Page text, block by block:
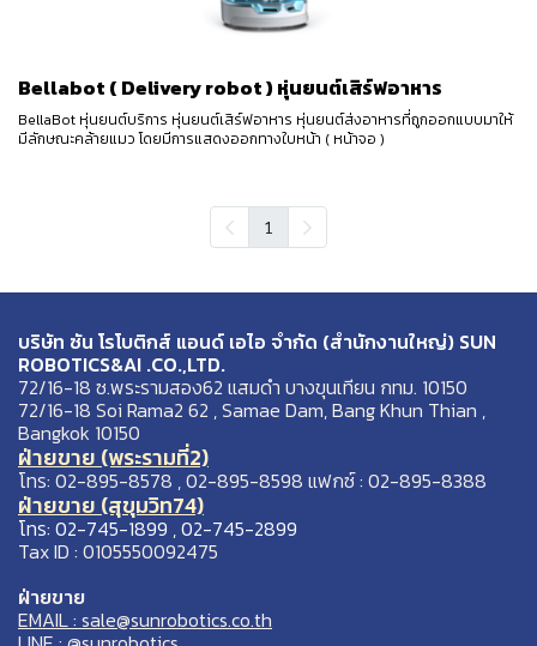
Bellabot ( Delivery robot ) หุ่นยนต์เสิร์ฟอาหาร
BellaBot หุ่นยนต์บริการ หุ่นยนต์เสิร์ฟอาหาร หุ่นยนต์ส่งอาหารที่ถูกออกแบบมาให้
มีลักษณะคล้ายแมว โดยมีการแสดงออกทางใบหน้า ( หน้าจอ )
1
บริษัท ซัน โรโบติกส์ แอนด์ เอไอ จำกัด (สำนักงานใหญ่) SUN
ROBOTICS&AI .CO.,LTD.
72/16-18 ซ.พระรามสอง62 แสมดำ บางขุนเทียน กทม. 10150
72/16-18 Soi Rama2 62 , Samae Dam, Bang Khun Thian ,
Bangkok 10150
ฝ่ายขาย (พระรามที่2)
โทร: 02-895-8578 , 02-895-8598 แฟกซ์ : 02-895-8388
ฝ่ายขาย (สุขุมวิท74)
โทร: 02-745-1899 , 02-745-2899
Tax ID : 0105550092475
ฝ่ายขาย
EMAIL : sale@sunrobotics.co.th